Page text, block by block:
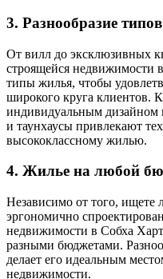
3. Разнообразие
От вилл до эксклюзивных
строящейся недвижимости
типы жилья, чтобы
широкого круга клиентов.
индивидуальным дизайном
и таунхаусы привлекают
высококлассному жилью.
4. Жилье на любой
Независимо от того,
эргономично
недвижимости в Собха
разными бюджетами.
делает его идеальным
недвижимости.